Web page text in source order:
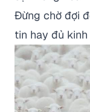
Đừng chờ đợi
tin hay đủ